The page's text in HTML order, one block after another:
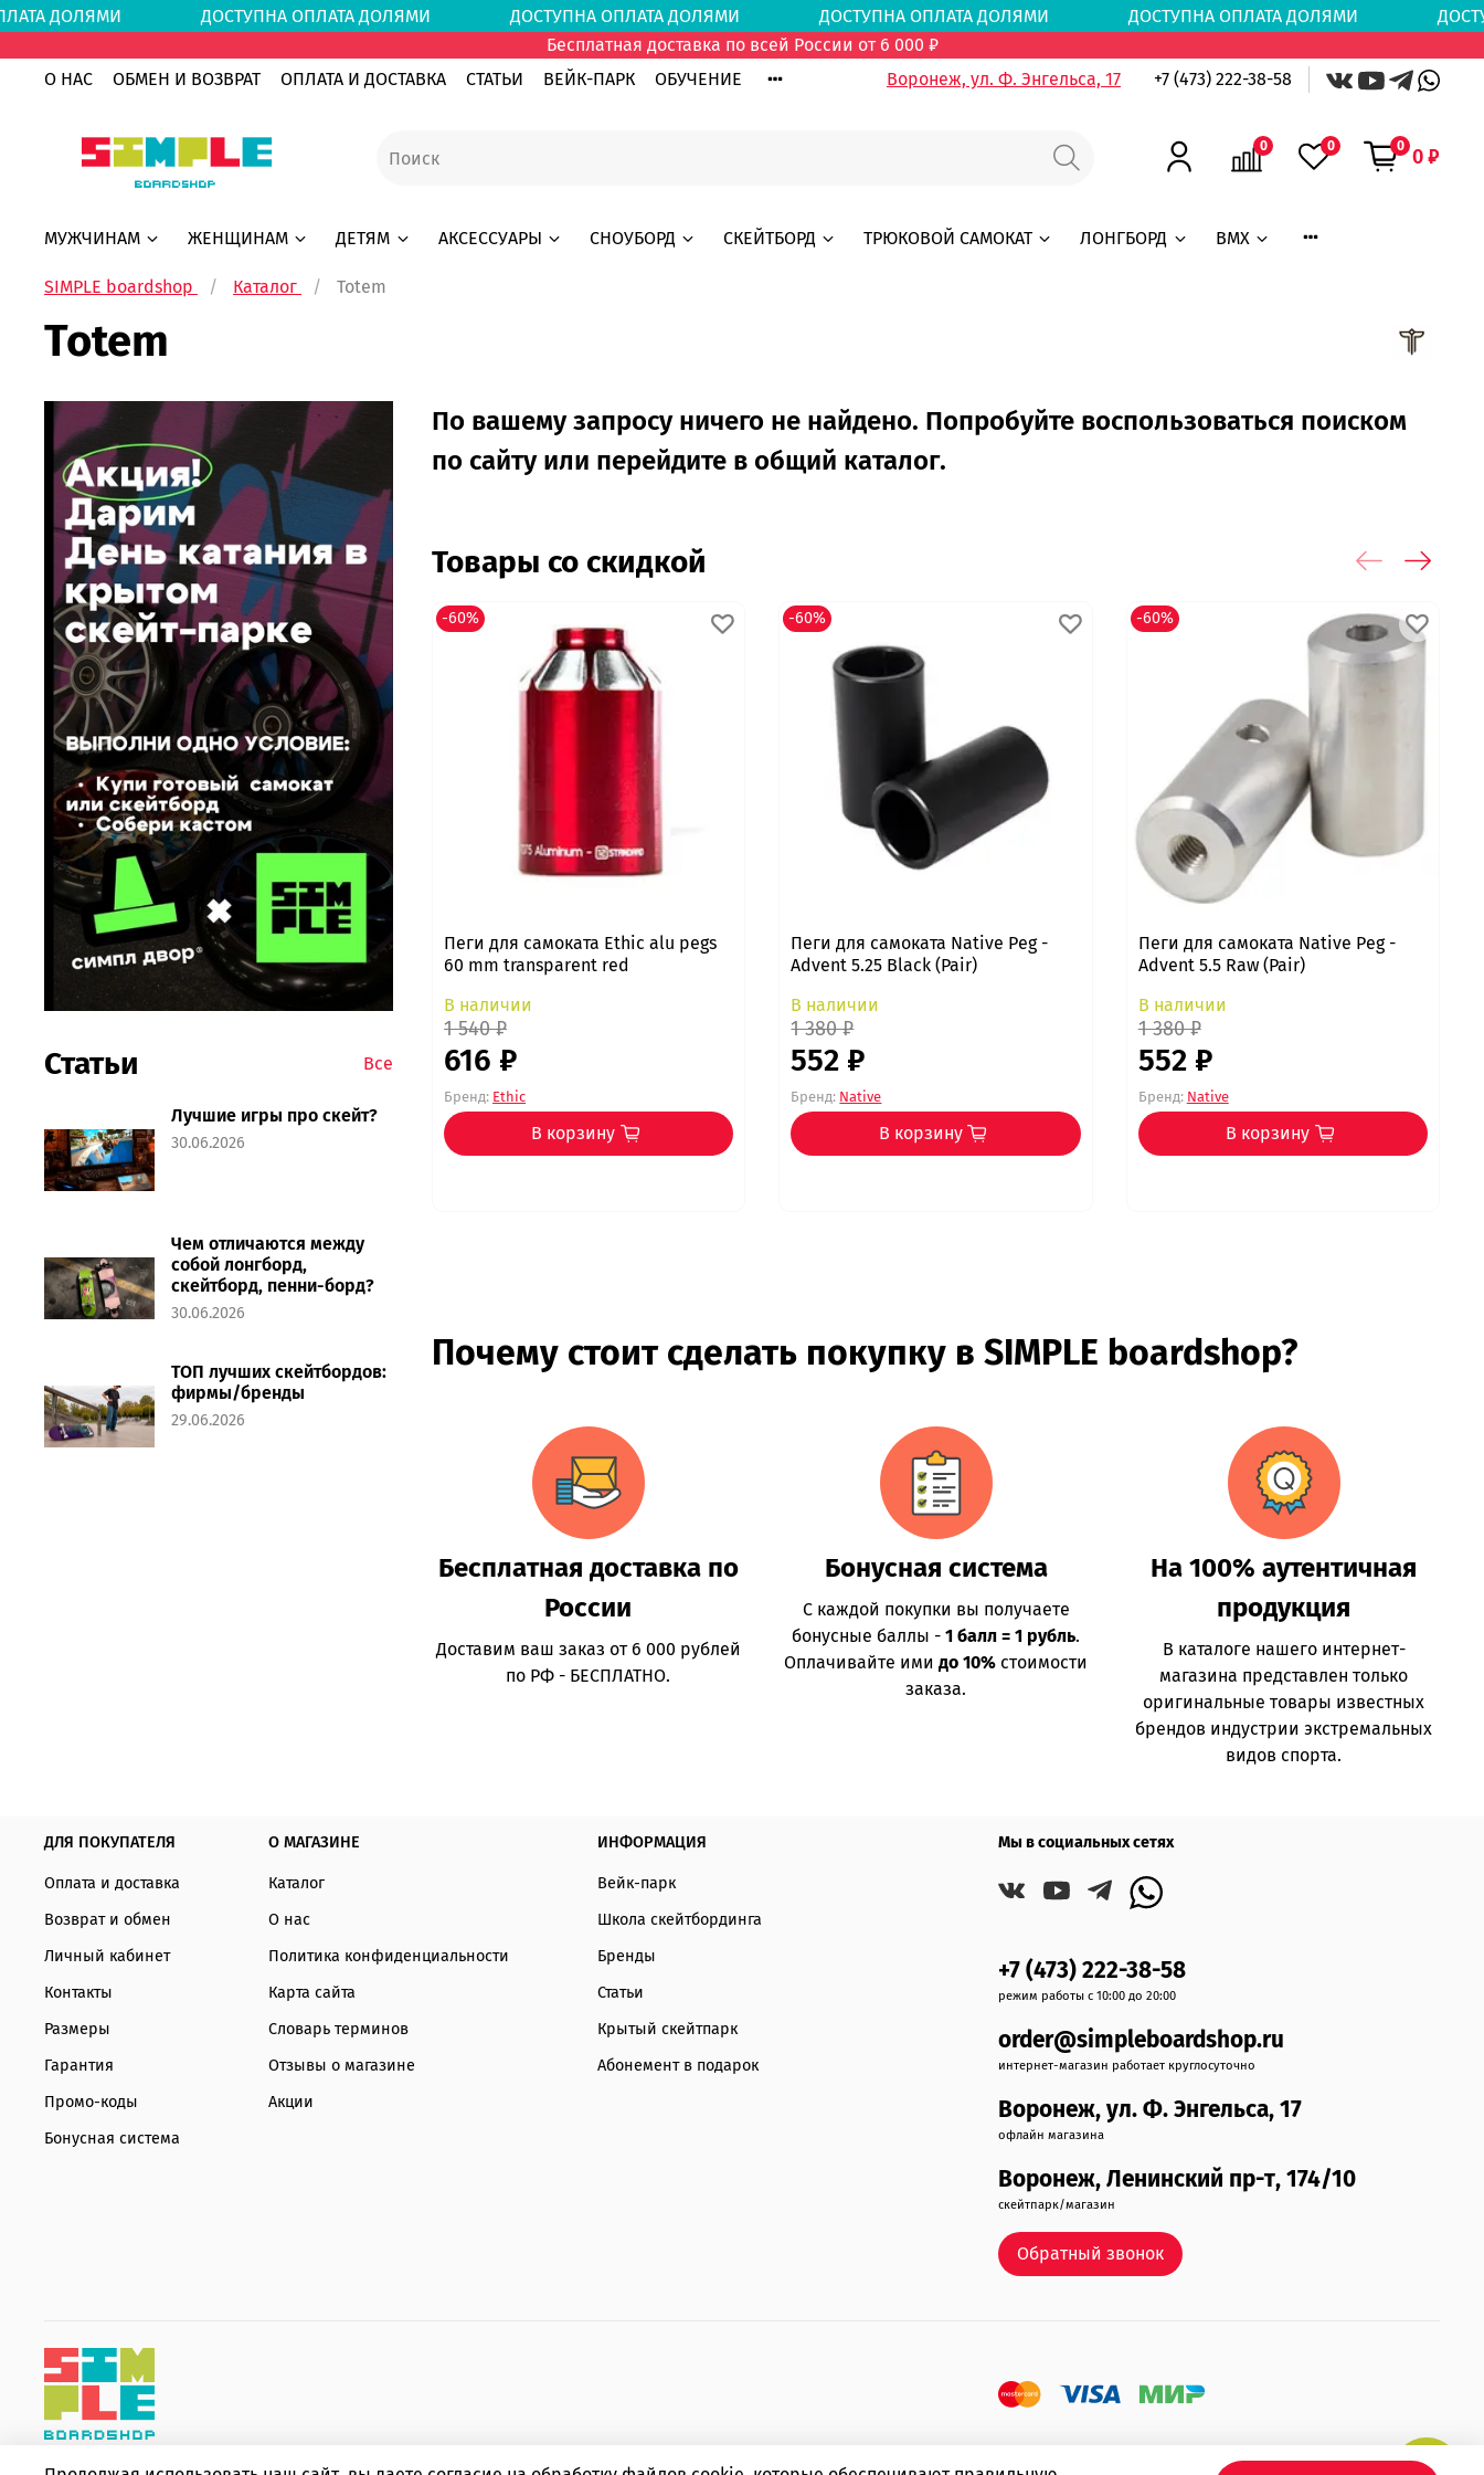
ДОЛЯМИ ДОСТУПНА ОПЛАТА ДОЛЯМИ ДОСТУПНА ОПЛАТА ДОЛЯМИ ДОСТУПНА ОПЛАТА ДОЛЯМИ ДОСТУПНА ОПЛАТА ДОЛЯМИ
Бесплатная доставка по всей России от 6 000 ₽
О НАС
ОБМЕН И ВОЗВРАТ ОПЛАТА И ДОСТАВКА СТАТЬИ ВЕЙК-ПАРК ОБУЧЕНИЕ Воронеж, ул. Ф. Энгельса, 17 +7 (473) 222-38-58
0 0 0 0 ₽
МУЖЧИНАМ ЖЕНЩИНАМ ДЕТЯМ АКСЕССУАРЫ СНОУБОРД СКЕЙТБОРД ТРЮКОВОЙ САМОКАТ ЛОНГБОРД BMX
SIMPLE boardshop Каталог Totem
Totem
По вашему запросу ничего не найдено. Попробуйте воспользоваться поиском
по сайту или перейдите в общий каталог.
Товары со скидкой
-60%
Пеги для самоката Ethic alu pegs
60 mm transparent red
В наличии
1 540 ₽
616 ₽
Бренд: Ethic
В корзину
-60%
Пеги для самоката Native Peg -
Advent 5.25 Black (Pair)
В наличии
1 380 ₽
552 ₽
Бренд: Native
В корзину
-60%
Пеги для самоката Native Peg -
Advent 5.5 Raw (Pair)
В наличии
1 380 ₽
552 ₽
Бренд: Native
В корзину
Почему стоит сделать покупку в SIMPLE boardshop?
Бесплатная доставка по
России
Доставим ваш заказ от 6 000 рублей
по РФ - БЕСПЛАТНО.
Бонусная система
С каждой покупки вы получаете
бонусные баллы -1 балл = 1 рубль.
Оплачивайте имидо 10% стоимости
заказа.
На 100% аутентичная
продукция
В каталоге нашего интернет-
магазина представлен только
оригинальные товары известных
брендов индустрии экстремальных
видов спорта.
Статьи Все
Лучшие игры про скейт?
30.06.2026
Чем отличаются между
собой лонгборд,
скейтборд, пенни-борд?
30.06.2026
ТОП лучших скейтбордов:
фирмы/бренды
29.06.2026
ДЛЯ ПОКУПАТЕЛЯ
Оплата и доставка
Возврат и обмен
Личный кабинет
Контакты
Размеры
Гарантия
Промо-коды
Бонусная система
О МАГАЗИНЕ
Каталог
О нас
Политика конфиденциальности
Карта сайта
Словарь терминов
Отзывы о магазине
Акции
ИНФОРМАЦИЯ
Вейк-парк
Школа скейтбординга
Бренды
Статьи
Крытый скейтпарк
Абонемент в подарок
Мы в социальных сетях
+7 (473) 222-38-58
режим работы с 10:00 до 20:00
order@simpleboardshop.ru
интернет-магазин работает круглосуточно
Воронеж, ул. Ф. Энгельса, 17
офлайн магазина
Воронеж, Ленинский пр-т, 174/10
скейтпарк/магазин
Обратный звонок